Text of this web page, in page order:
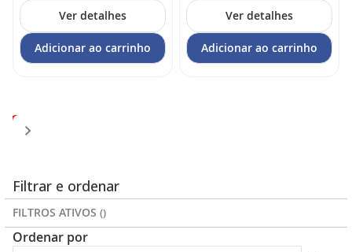
Ver detalhes
Adicionar ao carrinho
Ver detalhes
Adicionar ao carrinho
Você
esta
pagina
1 3
Filtrar e ordenar
FILTROS ATIVOS
Ordenar por